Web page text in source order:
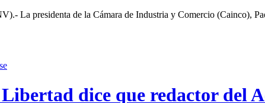
La presidenta de la Cámara de Industria y Comercio (Cainco),
dice que redactor del